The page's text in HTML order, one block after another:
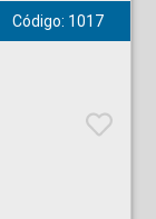
Código: 1017